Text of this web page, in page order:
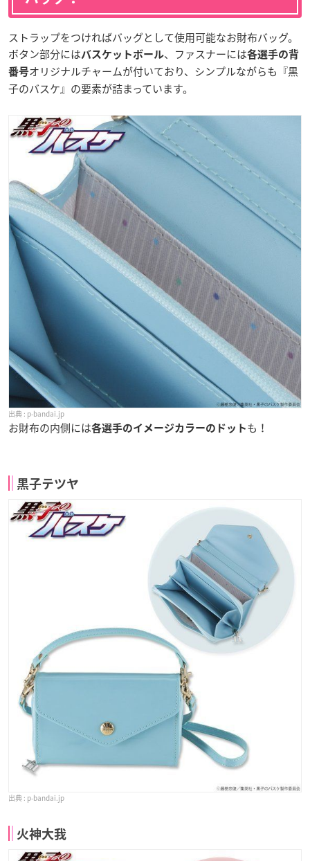
ストラップをつければバッグとして使用可能なお財布バッグ。
ボタン部分には バスケットボール、ファスナーには各選手の背
番号オリジナルチャームが付いており、シンプルながらも『黒
子のバスケ』の要素が詰まっています。
p-bandai.jp
お財布の内側には各選手のイメージカラーのドット も！
黒子テツヤ
p-bandai.jp
火神大我